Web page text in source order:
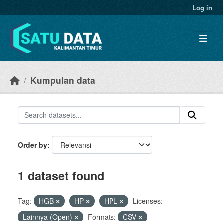
Log in
Kumpulan data
Order by
1 dataset found
Tag: HGB HP HPL
Licenses:
Lainnya (Open)
Formats:
CSV